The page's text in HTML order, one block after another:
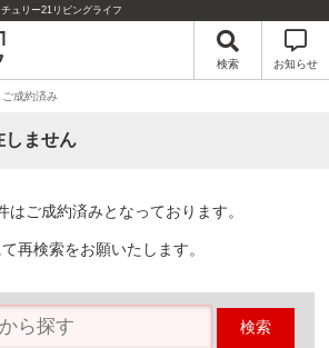
ュリー21リビングライフ
検索 お知らせ
ご成約済み
しません
はご成約済みとなっております。
再検索をお願いたします。
検索